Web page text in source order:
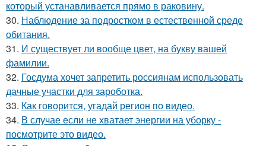
который устанавливается прямо в раковину.
30. Наблюдение за подростком в естественной среде
обитания.
31. И существует ли вообще цвет, на букву вашей
фамилии.
32. Госдума хочет запретить россиянам использовать
дачные участки для зароботка.
33. Как говорится, угадай регион по видео.
34. В случае если не хватает энергии на уборку -
посмотрите это видео.